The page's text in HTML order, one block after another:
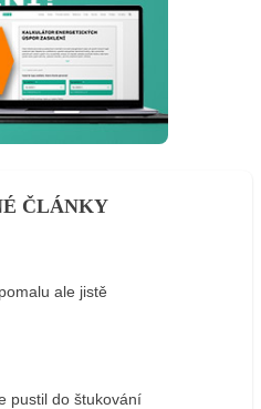
ČLÁNKY
ale jistě
pustil do štukování